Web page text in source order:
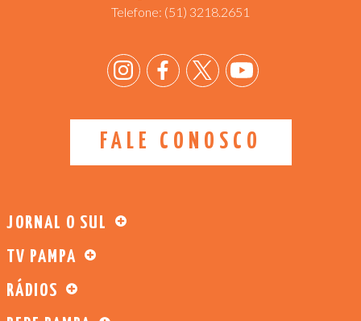
Telefone: (51) 3218.2651
FALE CONOSCO
JORNAL O SUL
TV PAMPA
RÁDIOS